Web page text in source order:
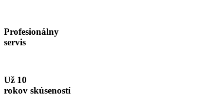
Profesionálny
servis
Už 10
rokov skúseností